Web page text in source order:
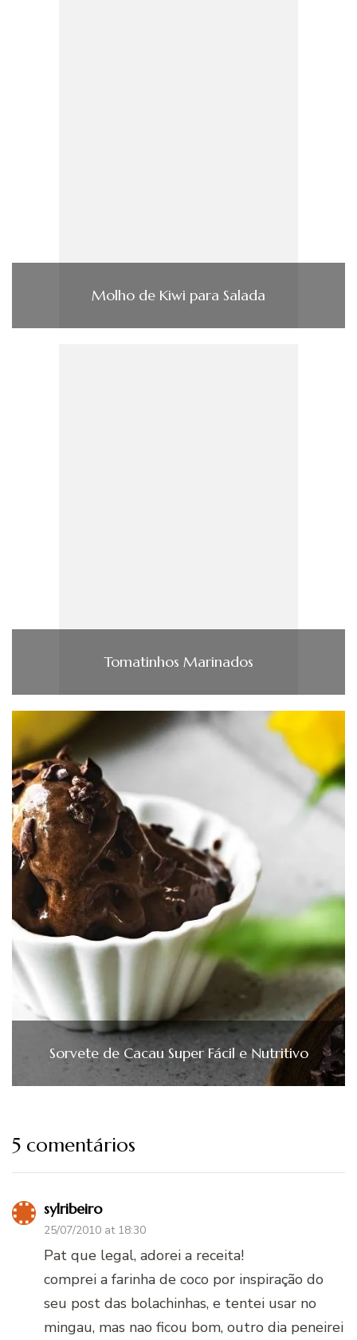
Molho de Kiwi para Salada
Tomatinhos Marinados
Sorvete de Cacau Super Fácil e Nutritivo
5 comentários
sylribeiro
25/07/2010 at 18:30
Pat que legal, adorei a receita!
comprei a farinha de coco por inspiração do
seu post das bolachinhas, e tentei usar no
mingau, mas nao ficou bom, outro dia peneirei